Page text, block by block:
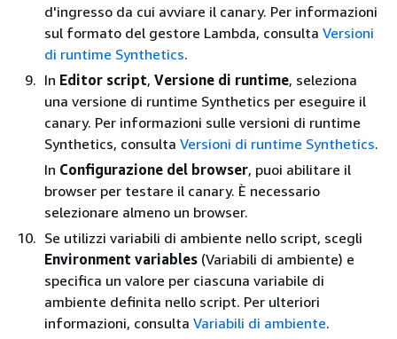
d'ingresso da cui avviare il canary. Per informazioni
sul formato del gestore Lambda, consulta Versioni
di runtime Synthetics.
In Editor script, Versione di runtime, seleziona
una versione di runtime Synthetics per eseguire il
canary. Per informazioni sulle versioni di runtime
Synthetics, consulta Versioni di runtime Synthetics.
In Configurazione del browser, puoi abilitare il
browser per testare il canary. È necessario
selezionare almeno un browser.
Se utilizzi variabili di ambiente nello script, scegli
Environment variables (Variabili di ambiente) e
specifica un valore per ciascuna variabile di
ambiente definita nello script. Per ulteriori
informazioni, consulta Variabili di ambiente.